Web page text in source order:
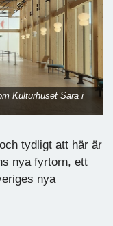
Kulturhuset Sara i
tydligt att här är
nya fyrtorn, ett
nya